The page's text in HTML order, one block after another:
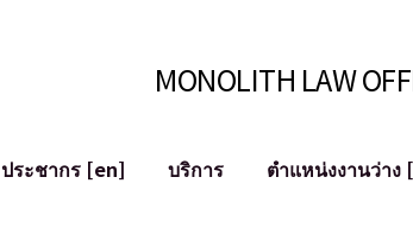
MONOLITH LAW
ประชากร [en]
บริการ
ตำแหน่งงานว่าง